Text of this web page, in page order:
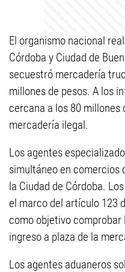
El organismo nacional
Córdoba y Ciudad de
secuestró mercadería
millones de pesos. A los
cercana a los 80 millones
mercadería ilegal.
Los agentes
simultáneo en comercios
la Ciudad de Córdoba.
el marco del artículo 123
como objetivo
ingreso a plaza de la
Los agentes aduaneros